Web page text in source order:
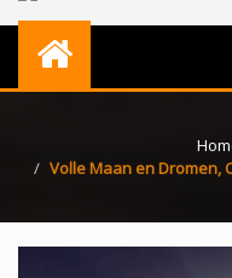
Volle Maan en Dromen,